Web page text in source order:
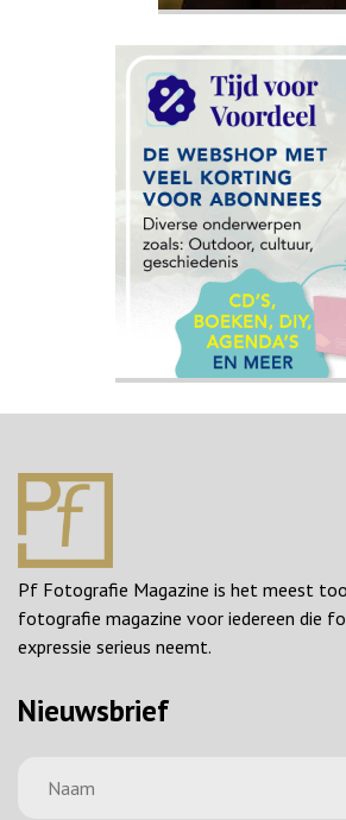
Pf Fotografie Magazine is het meest
fotografie magazine voor iedereen die
expressie serieus neemt.
Nieuwsbrief